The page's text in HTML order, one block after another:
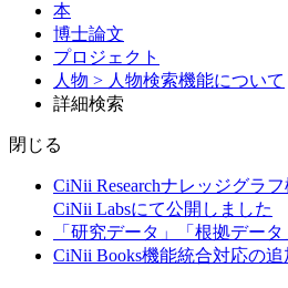
本
博士論文
プロジェクト
人物 > 人物検索機能について
詳細検索
閉じる
CiNii Researchナレッジグラ
CiNii Labsにて公開しました
「研究データ」「根拠デー
CiNii Books機能統合対応の